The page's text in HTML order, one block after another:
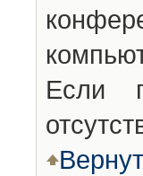
Если